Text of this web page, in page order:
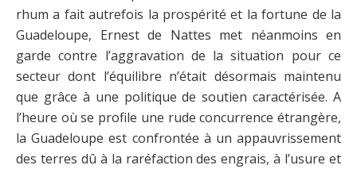
rhum a fait autrefois la prospérité et la fortune de la
Guadeloupe, Ernest de Nattes met néanmoins en
garde contre l’aggravation de la situation pour ce
secteur dont l’équilibre n’était désormais maintenu
que grâce à une politique de soutien caractérisée. A
l’heure où se profile une rude concurrence étrangère,
la Guadeloupe est confrontée à un appauvrissement
des terres dû à la raréfaction des engrais, à l’usure et